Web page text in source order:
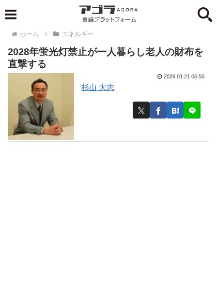
ホーム エネルギー
2028年蛍光灯禁止が一人暮らし老人の財布を
直撃する
杉山 大志
2026.01.21 06:50